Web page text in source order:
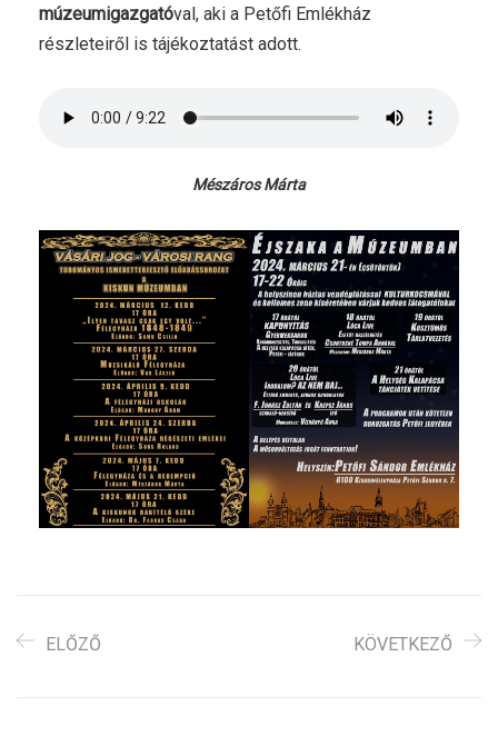
múzeumigazgatóval, aki a Petőfi Emlékház
részleteiről is tájékoztatást adott.
Mészáros Márta
ELŐZŐ KÖVETKEZŐ